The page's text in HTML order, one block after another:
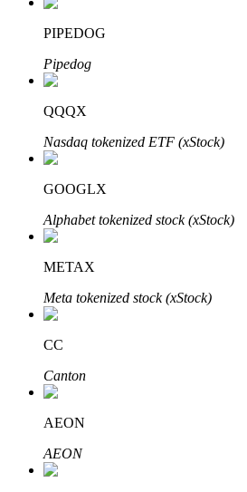
Zdobądź długoterminowy zysk i
Naucz się stakingu
Dowiedz się, jak uzyskać dochód
PIPEDOG
Pipedog
QQQX
Nasdaq tokenized ETF (xStock)
GOOGLX
Alphabet tokenized stock (xStock)
METAX
Meta tokenized stock (xStock)
CC
Canton
AEON
AEON